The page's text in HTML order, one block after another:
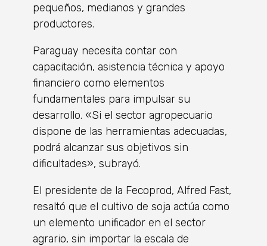
pequeños, medianos y grandes
productores.
Paraguay necesita contar con
capacitación, asistencia técnica y apoyo
financiero como elementos
fundamentales para impulsar su
desarrollo. «Si el sector agropecuario
dispone de las herramientas adecuadas,
podrá alcanzar sus objetivos sin
dificultades», subrayó.
El presidente de la Fecoprod, Alfred Fast,
resaltó que el cultivo de soja actúa como
un elemento unificador en el sector
agrario, sin importar la escala de